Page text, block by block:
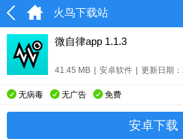
火鸟下载站
微自律app 1.1.3
41.45 MB 安卓软件 更新日期
无病毒 无广告 免费
安卓下载